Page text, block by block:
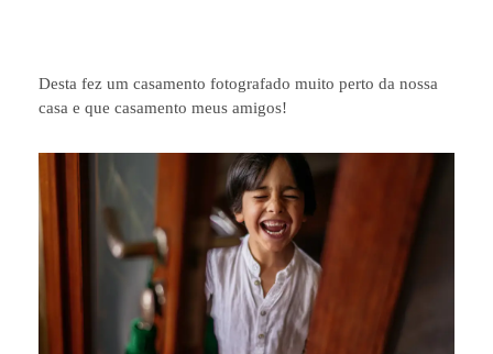
Desta fez um casamento fotografado muito perto da nossa
casa e que casamento meus amigos!